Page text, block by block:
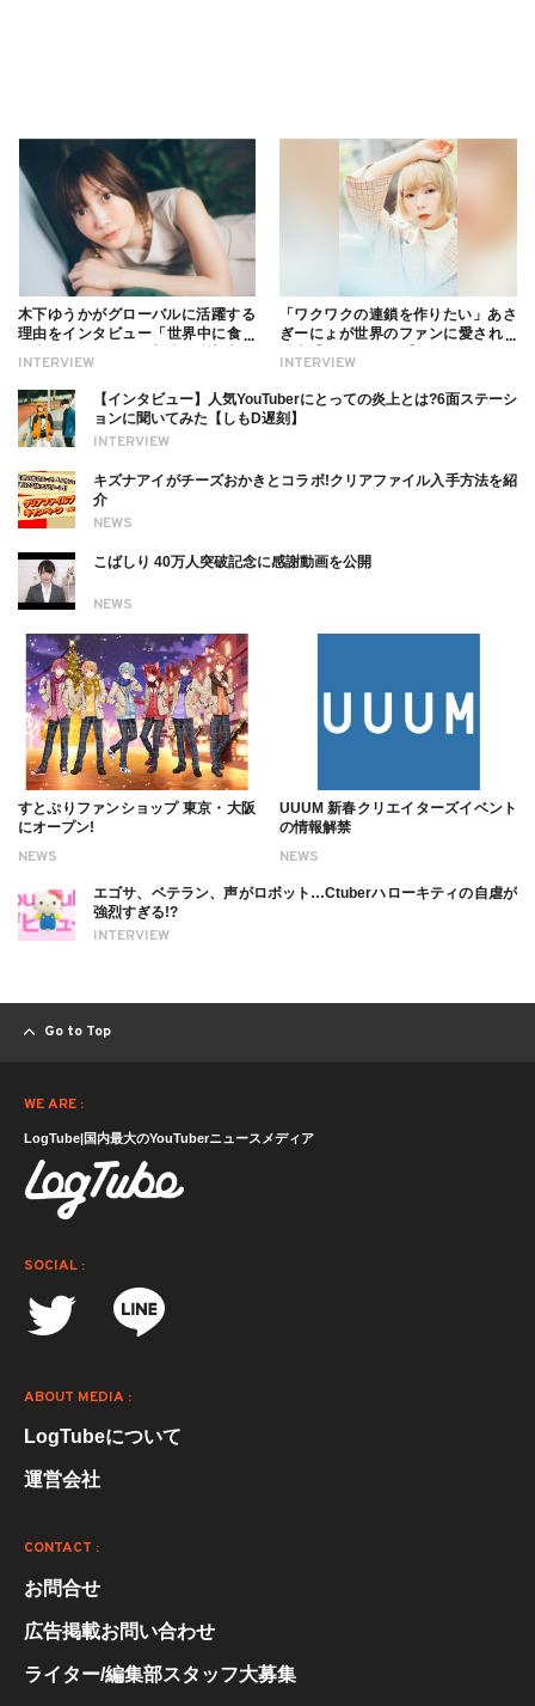
INTERVIEW
木下ゆうかがグローバルに活躍する
理由をインタビュー「世界中に食べ
ついても
INTERVIEW
「ワクワクの連鎖を作りたい」あさ
ぎーにょが世界のファンに愛される
INTERVIEW
【インタビュー】人気YouTuberにとっての炎上とは?6面ステーシ
ョンに聞いてみた【しもD遅刻】
NEWS
キズナアイがチーズおかきとコラボ!クリアファイル入手方法を紹
介
NEWS
こばしり 40万人突破記念に感謝動画を公開
NEWS
すとぷりファンショップ 東京・大阪
にオープン!
NEWS
UUUM 新春クリエイターズイベント
の情報解禁
INTERVIEW
エゴサ、ベテラン、声がロボット…Ctuberハローキティの自虐が
強烈すぎる!?
Go to Top
WE ARE :
LogTube|国内最大のYouTuberニュースメディア
SOCIAL :
ABOUT MEDIA :
LogTubeについて
運営会社
CONTACT :
お問合せ
広告掲載お問い合わせ
ライター/編集部スタッフ大募集